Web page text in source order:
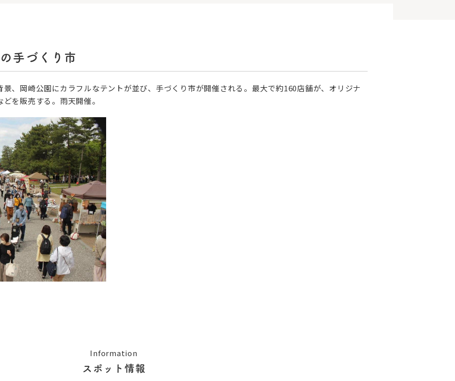
手づくり市
、岡崎公園にカラフルなテントが並び、手づくり市が開催される。最大で約160店舗が、オリジナ
を販売する。雨天開催。
Information
スポット情報